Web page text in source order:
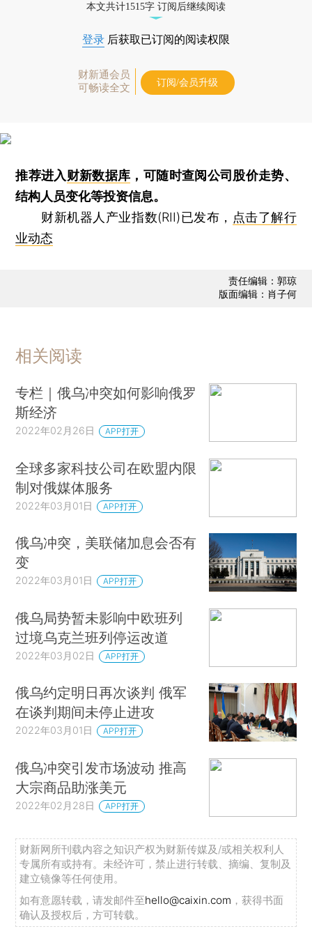
本文共计1515字 订阅后继续阅读
登录 后获取已订阅的阅读权限
财新通会员
可畅读全文
订阅/会员升级
推荐进入财新数据库 ，可随时查阅公司股价走势、
结构人员变化等投资信息。
财新机器人产业指数(RII)已发布， 点击了解行
业动态
责任编辑：郭琼
版面编辑：肖子何
相关阅读
专栏｜俄乌冲突如何影响俄罗
斯经济
2022年02月26日 APP打开
全球多家科技公司在欧盟内限
制对俄媒体服务
2022年03月01日 APP打开
俄乌冲突，美联储加息会否有
变
2022年03月01日 APP打开
俄乌局势暂未影响中欧班列
过境乌克兰班列停运改道
2022年03月02日 APP打开
俄乌约定明日再次谈判 俄军
在谈判期间未停止进攻
2022年03月01日 APP打开
俄乌冲突引发市场波动 推高
大宗商品助涨美元
2022年02月28日 APP打开
财新网所刊载内容之知识产权为财新传媒及/或相关权利人
专属所有或持有。未经许可，禁止进行转载、摘编、复制及
建立镜像等任何使用。
如有意愿转载，请发邮件至hello@caixin.com ，获得书面
确认及授权后，方可转载。